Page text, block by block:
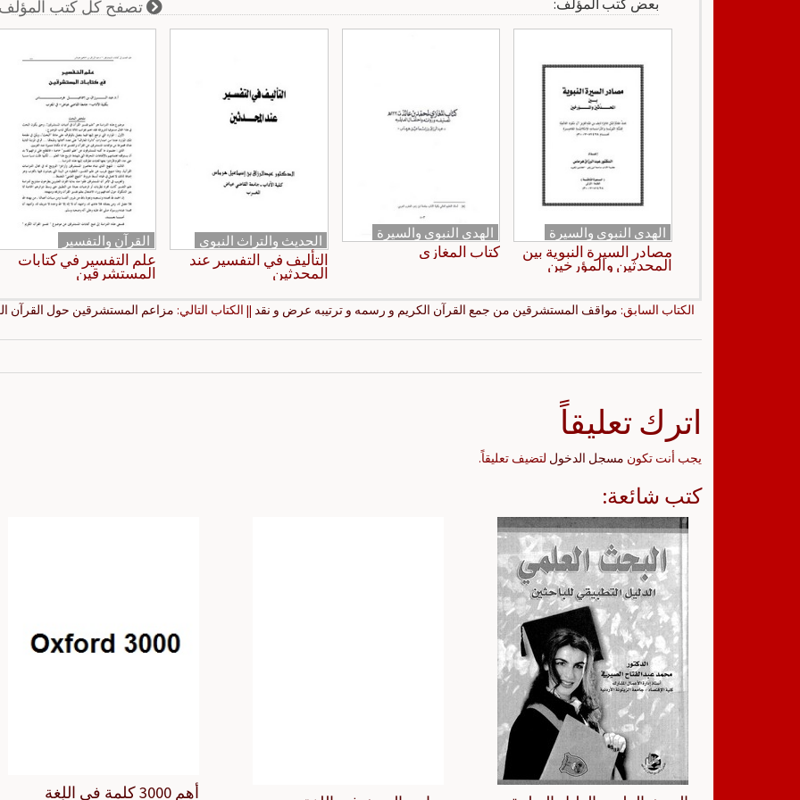
بعض كتب المؤلف: تصفح كل كتب
الهدي النبوي والسيرة
مصادر السيرة النبوية بين
المحدثين والمؤرخين
الهدي النبوي والسيرة
كتاب المغازي
الحديث والتراث النبوي
التأليف في التفسير عند
المحدثين
القرآن والتفسير
علم التفسير في كتابات
المستشرقين
الكتاب السابق: مواقف المستشرقين من جمع القرآن الكريم و رسمه و ترتيبه عرض و نقد|| الكتاب التالي: مزاعم المستشرقين حول القرآن
اترك تعليقاً
يجب أنت تكون مسجل الدخول لتضيف تعليقاً.
كتب شائعة:
أهم 3000 كلمة في اللغة